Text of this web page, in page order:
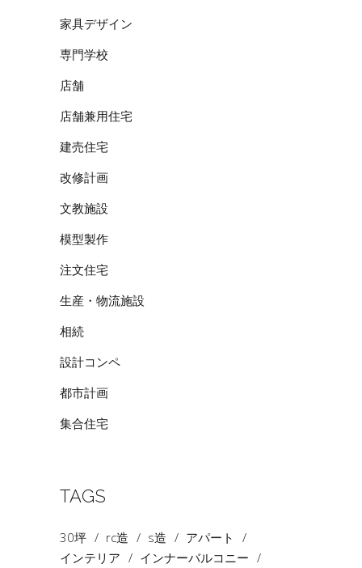
家具デザイン
専門学校
店舗
店舗兼用住宅
建売住宅
改修計画
文教施設
模型製作
注文住宅
生産・物流施設
相続
設計コンペ
都市計画
集合住宅
TAGS
30坪 rc造 s造
アパート
インテリア
インナーバルコニー